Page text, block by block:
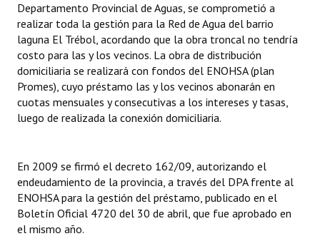
Departamento Provincial de Aguas, se comprometió a
realizar toda la gestión para la Red de Agua del barrio
laguna El Trébol, acordando que la obra troncal no tendría
costo para las y los vecinos. La obra de distribución
domiciliaria se realizará con fondos del ENOHSA (plan
Promes), cuyo préstamo las y los vecinos abonarán en
cuotas mensuales y consecutivas a los intereses y tasas,
luego de realizada la conexión domiciliaria.
En 2009 se firmó el decreto 162/09, autorizando el
endeudamiento de la provincia, a través del DPA frente al
ENOHSA para la gestión del préstamo, publicado en el
Boletín Oficial 4720 del 30 de abril, que fue aprobado en
el mismo año.